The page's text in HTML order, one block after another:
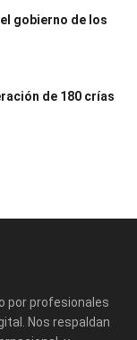
gobierno de los
de 180 crías
por profesionales
Nos respaldan